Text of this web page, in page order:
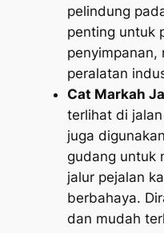
pelindung
penting untuk
penyimpanan,
peralatan
Cat Markah
terlihat di
juga
gudang untuk
jalur pejalan
berbahaya.
dan mudah